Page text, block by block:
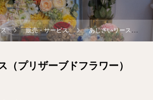
販売・サービス あじさいリース（プリザーブドフラワー）
（プリザーブドフラワー）